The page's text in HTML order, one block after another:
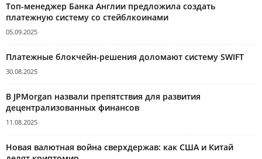
Топ-менеджер Банка Англии предложила создать
платежную систему со стейблкоинами
05.09.2025
Платежные блокчейн-решения доломают систему SWIFT
30.08.2025
В JPMorgan назвали препятствия для развития
децентрализованных финансов
11.08.2025
Новая валютная война сверхдержав: как США и Китай